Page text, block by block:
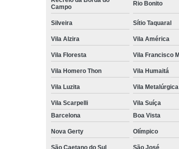
Campo
Rio Bonito
Silveira Sítio Taquaral
Vila Alzira Vila América
Vila Floresta Vila Francisco
Vila Homero Thon Vila Humaitá
Vila Luzita Vila Metalúrgica
Vila Scarpelli Vila Suíça
Barcelona
Boa Vista
Nova Gerty Olímpico
São Caetano do Sul São José